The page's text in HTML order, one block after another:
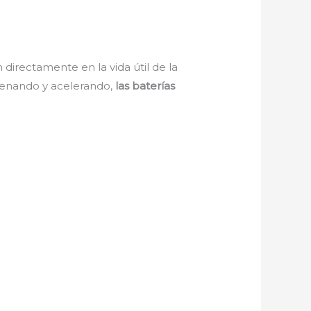
directamente en la vida útil de la
y acelerando, las baterías